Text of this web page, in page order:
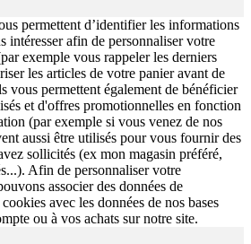
permettent d’identifier les informations
intéresser afin de personnaliser votre
exemple vous rappeler les derniers
les articles de votre panier avant de
vous permettent également de bénéficier
et d'offres promotionnelles en fonction
(par exemple si vous venez de nos
aussi être utilisés pour vous fournir des
sollicités (ex mon magasin préféré,
Afin de personnaliser votre
associer des données de
avec les données de nos bases
ou à vos achats sur notre site.